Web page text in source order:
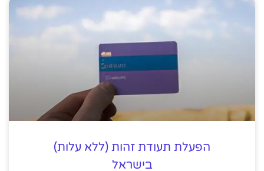
הפעלת תעודת זהות (ללא עלות)
בישראל